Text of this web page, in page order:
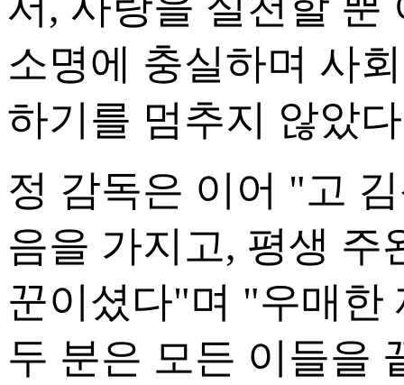
소명에 충실하며 사
하기를 멈추지 않았
정 감독은 이어 "고
음을 가지고, 평생 주
꾼이셨다"며 "우매한
두 분은 모든 이들을